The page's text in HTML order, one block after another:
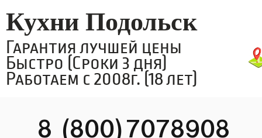
Кухни Подольск
Гарантия лучшей цены
Быстро (Сроки 3 дня)
Работаем с 2008г. (18 лет)
8 (800)7078908